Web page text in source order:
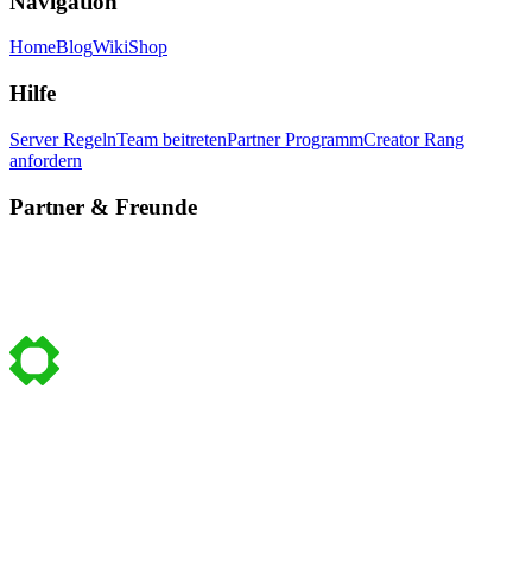
HomeBlogWikiShop
Hilfe
Server RegelnTeam beitretenPartner ProgrammCreator Rang
anfordern
Partner & Freunde